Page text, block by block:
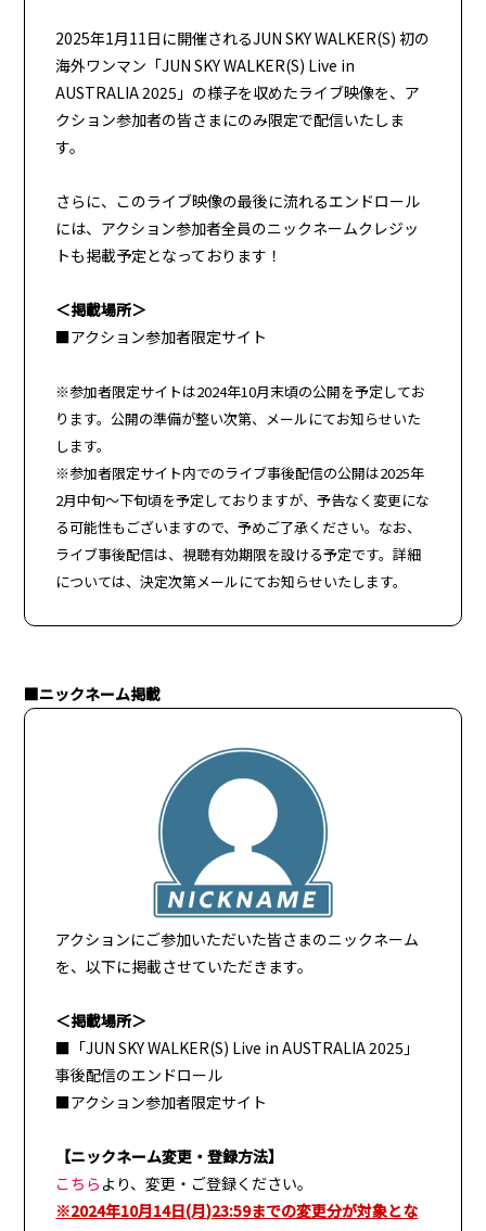
2025年1月11日に開催されるJUN SKY WALKER(S) 初の
海外ワンマン「JUN SKY WALKER(S) Live in
AUSTRALIA 2025」の様子を収めたライブ映像を、 ア
クション参加者の皆さまにのみ限定で配信いたしま
す。
さらに、このライブ映像の最後に流れるエンドロール
には、アクション参加者全員のニックネームクレジッ
トも掲載予定となっております！
＜掲載場所＞
■アクション参加者限定サイト
※参加者限定サイトは2024年10月末頃の公開を予定してお
ります。公開の準備が整い次第、メールにてお知らせいた
します。
※参加者限定サイト内でのライブ事後配信の公開は2025年
2月中旬～下旬頃を予定しておりますが、予告なく変更にな
る可能性もございますので、予めご了承ください。なお、
ライブ事後配信は、視聴有効期限を設ける予定です。詳細
については、決定次第メールにてお知らせいたします。
■ニックネーム掲載
アクションにご参加いただいた皆さまのニックネーム
を、以下に掲載させていただきます。
＜掲載場所＞
■ 「JUN SKY WALKER(S) Live in AUSTRALIA 2025」
事後配信のエンドロール
■アクション参加者限定サイト
【ニックネーム変更・登録方法】
こちら より、変更・ご登録ください。
※2024年10月14日(月)23:59までの変更分が対象とな